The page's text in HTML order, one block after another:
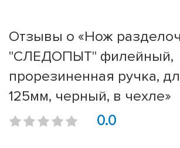
Отзывы о «Нож
"СЛЕДОПЫТ" филейный,
прорезиненная ручка,
125мм, черный, в чехле»
0.0